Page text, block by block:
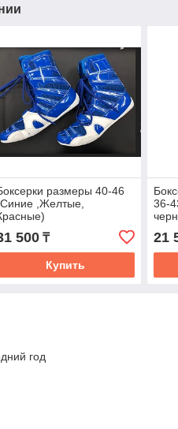
размеры 40-46
,Желтые,
500₸
Купить
36-
21
год